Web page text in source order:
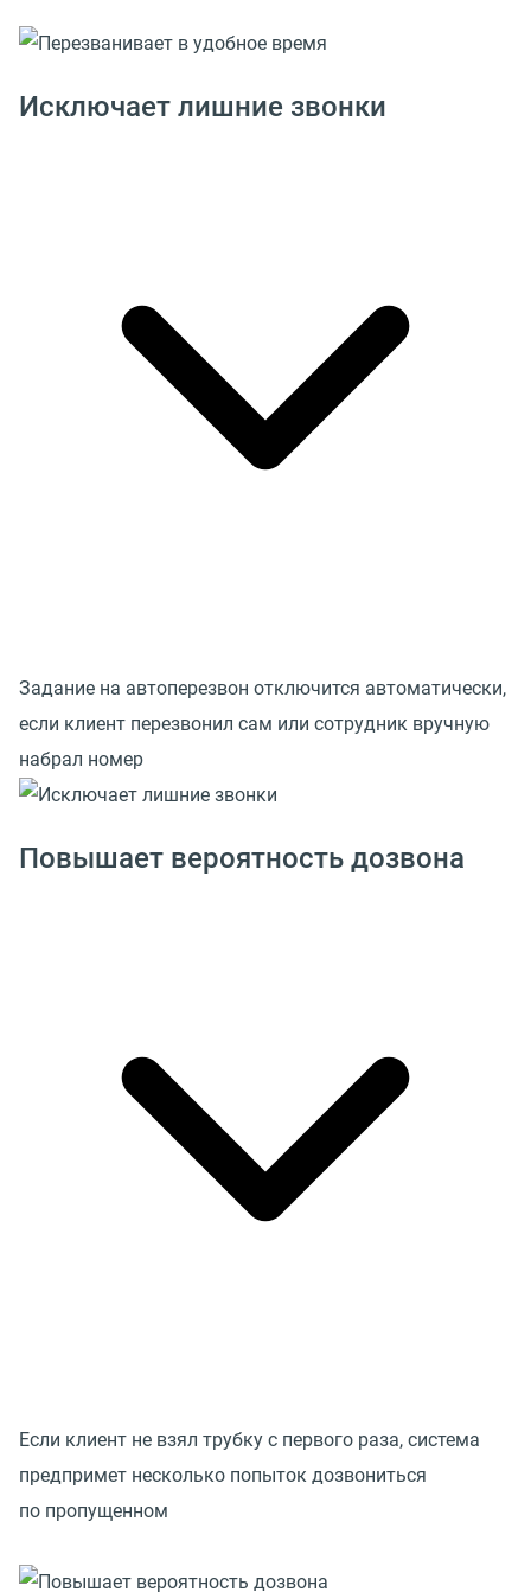
Исключает лишние звонки
Задание на автоперезвон отключится автоматически,
если клиент перезвонил сам или сотрудник вручную
набрал номер
Повышает вероятность дозвона
Если клиент не взял трубку с первого раза, система
предпримет несколько попыток дозвониться
по пропущенном